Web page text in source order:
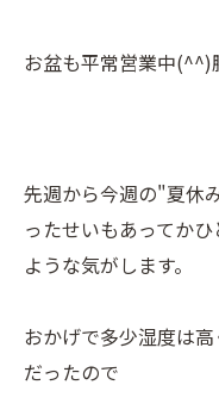
お盆も平常営業中(^^)
先週から今週の"夏休
ったせいもあってか
ような気がします。
おかげで多少湿度は
だったので